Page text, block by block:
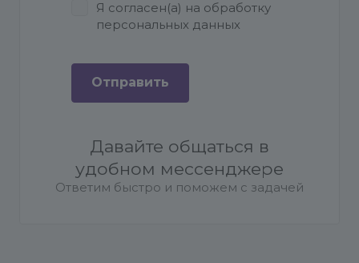
Я согласен(а) на обработку
персональных данных
Давайте общаться в
удобном мессенджере
Ответим быстро и поможем с задачей